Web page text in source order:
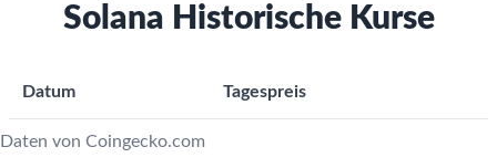
Solana Historische Kurse
Datum Tagespreis
Daten von Coingecko.com